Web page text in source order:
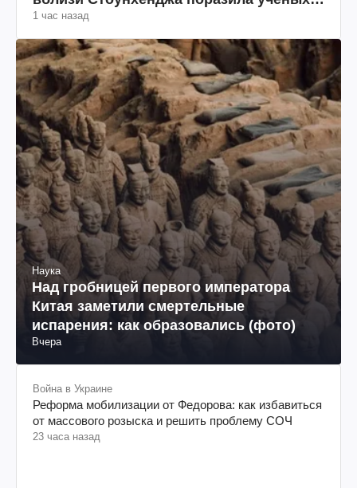
(фото)
1 час назад
Наука
Над гробницей первого императора
Китая заметили смертельные
испарения: как образовались (фото)
Вчера
Война в Украине
Реформа мобилизации от Федорова: как избавиться
от массового розыска и решить проблему СОЧ
23 часа назад